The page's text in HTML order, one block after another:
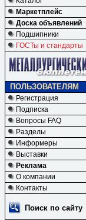
Маркетплейс
Доска объявлений
Подшипники
ГОСТы и стандарты
ПОЛЬЗОВАТЕЛЯМ
Регистрация
Подписка
Вопросы FAQ
Разделы
Информеры
Выставки
Реклама
О компании
Контакты
Поиск по сайту